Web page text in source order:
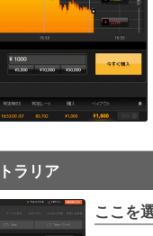
ラリア
ここを